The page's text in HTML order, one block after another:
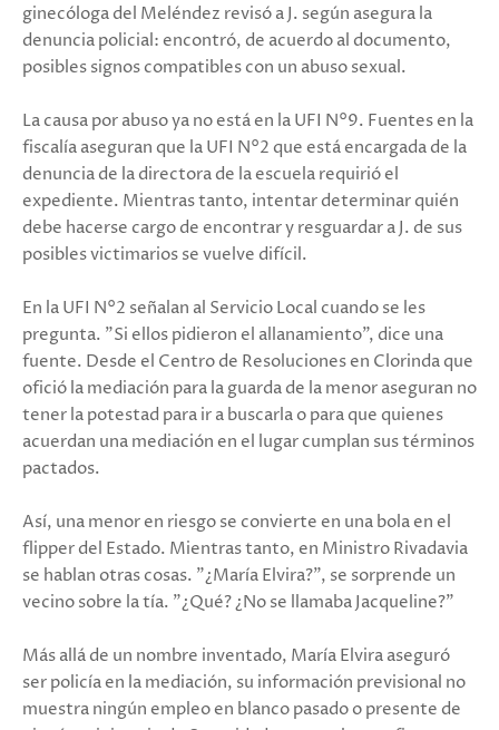
ginecóloga del Meléndez revisó a J. según asegura la
denuncia policial: encontró, de acuerdo al documento,
posibles signos compatibles con un abuso sexual.
La causa por abuso ya no está en la UFI N°9. Fuentes en la
fiscalía aseguran que la UFI N°2 que está encargada de la
denuncia de la directora de la escuela requirió el
expediente. Mientras tanto, intentar determinar quién
debe hacerse cargo de encontrar y resguardar a J. de sus
posibles victimarios se vuelve difícil.
En la UFI N°2 señalan al Servicio Local cuando se les
pregunta. "Si ellos pidieron el allanamiento", dice una
fuente. Desde el Centro de Resoluciones en Clorinda que
ofició la mediación para la guarda de la menor aseguran no
tener la potestad para ir a buscarla o para que quienes
acuerdan una mediación en el lugar cumplan sus términos
pactados.
Así, una menor en riesgo se convierte en una bola en el
flipper del Estado. Mientras tanto, en Ministro Rivadavia
se hablan otras cosas. "¿María Elvira?", se sorprende un
vecino sobre la tía. "¿Qué? ¿No se llamaba Jacqueline?"
Más allá de un nombre inventado, María Elvira aseguró
ser policía en la mediación, su información previsional no
muestra ningún empleo en blanco pasado o presente de